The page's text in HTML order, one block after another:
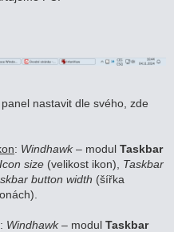
nastavit dle svého, zde
: Windhawk– modul Taskbar
Icon size (velikost ikon), Taskbar
button width (šířka
: Windhawk– modul Taskbar